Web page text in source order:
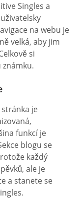
Singles a
na webu je
velká, aby jim
si
známku.
stránka je
funkcí je
blogu se
každý
ale je
a stanete se